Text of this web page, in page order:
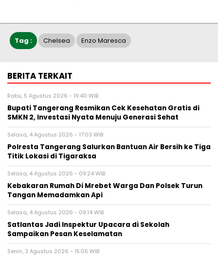
Tag : Chelsea Enzo Maresca
BERITA TERKAIT
Rabu, 5 Agustus 2026 - 19:40 WIB
‎Bupati Tangerang Resmikan Cek Kesehatan Gratis di
SMKN 2, Investasi Nyata Menuju Generasi Sehat
Selasa, 4 Agustus 2026 - 17:03 WIB
Polresta Tangerang Salurkan Bantuan Air Bersih ke Tiga
Titik Lokasi di Tigaraksa
Selasa, 4 Agustus 2026 - 09:24 WIB
Kebakaran Rumah Di Mrebet Warga Dan Polsek Turun
Tangan Memadamkan Api
Selasa, 4 Agustus 2026 - 09:14 WIB
Satlantas Jadi Inspektur Upacara di Sekolah
Sampaikan Pesan Keselamatan
Senin, 3 Agustus 2026 - 15:05 WIB